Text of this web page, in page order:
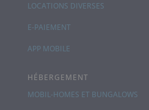
LOCATIONS DIVERSES
E-PAIEMENT
APP MOBILE
HÉBERGEMENT
MOBIL-HOMES ET BUNGALOWS